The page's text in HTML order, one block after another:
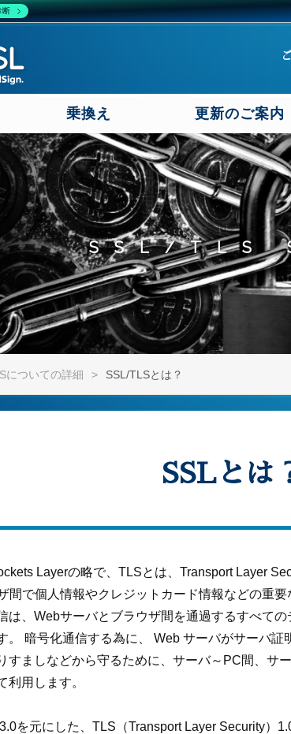
乗換え 更新のご案内
SSL/TLS
についての詳細 SSL/TLSとは？
SSLとは
Layerの略で、TLSとは、Transport Layer
間で個人情報やクレジットカード情報などの重
は、Webサーバとブラウザ間を通過するすべて
。 暗号化通信する為に、 Web サーバがサーバ
すましなどから守るために、サーバ～PC間、
利用します。
を元にした、TLS（Transport Layer Security）
断